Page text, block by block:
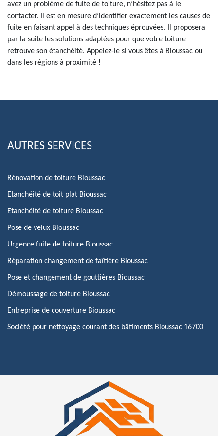
avez un problème de fuite de toiture, n’hésitez pas à le
contacter. Il est en mesure d’identifier exactement les causes de
fuite en faisant appel à des techniques éprouvées. Il proposera
par la suite les solutions adaptées pour que votre toiture
retrouve son étanchéité. Appelez-le si vous êtes à Bioussac ou
dans les régions à proximité !
AUTRES SERVICES
Rénovation de toiture Bioussac
Etanchéité de toit plat Bioussac
Etanchéité de toiture Bioussac
Pose de velux Bioussac
Urgence fuite de toiture Bioussac
Réparation changement de faîtière Bioussac
Pose et changement de gouttières Bioussac
Démoussage de toiture Bioussac
Entreprise de couverture Bioussac
Société pour nettoyage courant des bâtiments Bioussac 16700